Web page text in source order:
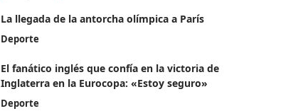
La llegada de la antorcha olímpica a París
Deporte
El fanático inglés que confía en la victoria de
Inglaterra en la Eurocopa: «Estoy seguro»
Deporte